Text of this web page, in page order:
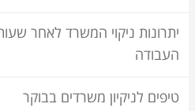
יתרונות ניקוי המשרד לאחר
העבודה
טיפים לניקיון משרדים בבוקר